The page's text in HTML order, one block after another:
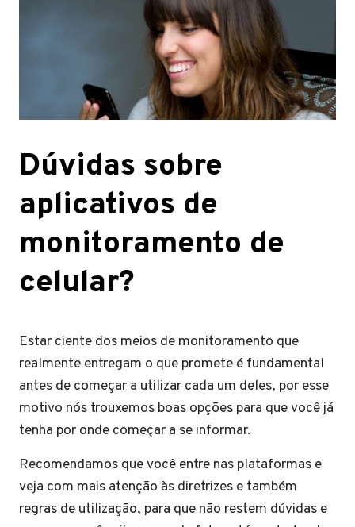
Dúvidas sobre
aplicativos de
monitoramento de
celular?
Estar ciente dos meios de monitoramento que
realmente entregam o que promete é fundamental
antes de começar a utilizar cada um deles, por esse
motivo nós trouxemos boas opções para que você já
tenha por onde começar a se informar.
Recomendamos que você entre nas plataformas e
veja com mais atenção às diretrizes e também
regras de utilização, para que não restem dúvidas e